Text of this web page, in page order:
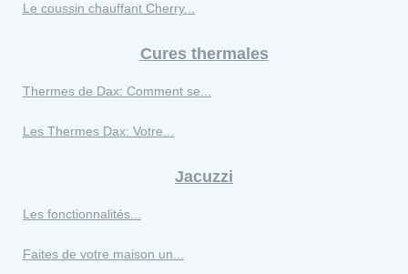
Le coussin chauffant Cherry...
Cures thermales
Thermes de Dax: Comment se...
Les Thermes Dax: Votre...
Jacuzzi
Les fonctionnalités...
Faites de votre maison un...